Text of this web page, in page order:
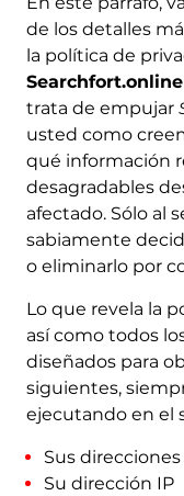
de los detalles
la política de
Searchfort.online
trata de empujar
usted como
qué información
desagradables
afectado. Sólo al
sabiamente
o eliminarlo por
Lo que revela la
así como todos
diseñados para
siguientes,
ejecutando en el
Sus
Su dirección IP